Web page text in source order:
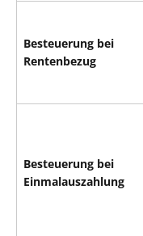
Besteuerung bei
Rentenbezug
Besteuerung bei
Einmalauszahlung